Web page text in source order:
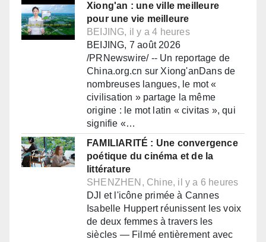
Xiong'an : une ville meilleure
pour une vie meilleure
BEIJING, il y a 4 heures
BEIJING, 7 août 2026
/PRNewswire/ -- Un reportage de
China.org.cn sur Xiong'anDans de
nombreuses langues, le mot «
civilisation » partage la même
origine : le mot latin « civitas », qui
signifie «…
FAMILIARITÉ : Une convergence
poétique du cinéma et de la
littérature
SHENZHEN, Chine, il y a 6 heures
DJI et l'icône primée à Cannes
Isabelle Huppert réunissent les voix
de deux femmes à travers les
siècles — Filmé entièrement avec